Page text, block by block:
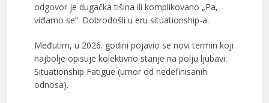
odgovor je dugačka tišina ili komplikovano „Pa,
viđamo se“. Dobrodošli u eru situationship-a.
Međutim, u 2026. godini pojavio se novi termin koji
najbolje opisuje kolektivno stanje na polju ljubavi:
Situationship Fatigue (umor od nedefinisanih
odnosa).